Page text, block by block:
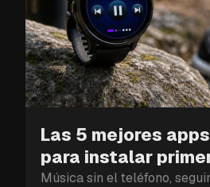
Las 5 mejores
para instalar
Música sin el teléfono,